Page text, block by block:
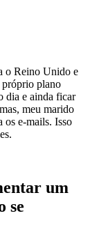
o Reino Unido e
próprio plano
dia e ainda ficar
meu marido
os e-mails. Isso
um
se